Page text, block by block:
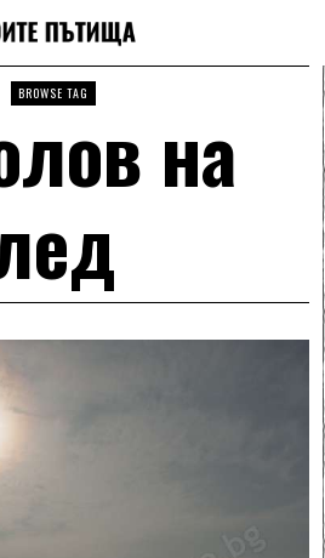
BROWSE TAG
на